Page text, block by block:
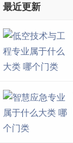
最近更新